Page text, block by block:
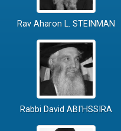
Rav Aharon L. STEINMAN
Rabbi David ABI'HSSIRA